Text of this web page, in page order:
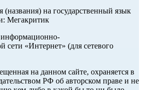
на государственный язык
Мегакритик
сети «Интернет» (для сетевого
на данном сайте, охраняется в
РФ об авторском праве и не